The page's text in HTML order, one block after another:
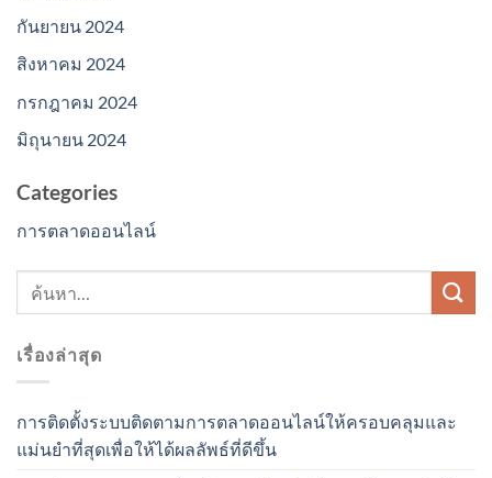
กันยายน 2024
สิงหาคม 2024
กรกฎาคม 2024
มิถุนายน 2024
Categories
การตลาดออนไลน์
เรื่องล่าสุด
การติดตั้งระบบติดตามการตลาดออนไลน์ให้ครอบคลุมและ
แม่นยำที่สุดเพื่อให้ได้ผลลัพธ์ที่ดีขึ้น